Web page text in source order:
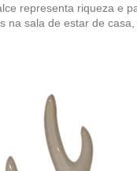
representa riqueza e
na sala de estar de